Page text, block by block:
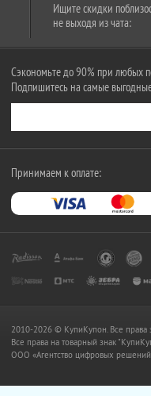
Ищите скидки
не выходя из чата:
Сэкономьте до 90% при любых
Подпишитесь на самые
Принимаем к оплате:
2010-2026 © КупиКупон. Все права
Все права на товарный знак
OOO «Агентство цифровых